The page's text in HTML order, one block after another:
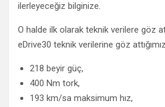
ilerleyeceğiz bilginize.
O halde ilk olarak teknik verilere göz
eDrive30 teknik verilerine göz
218 beyir güç,
400 Nm tork,
193 km/sa maksimum hız,